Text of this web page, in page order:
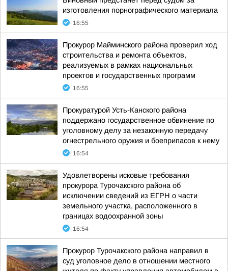
изготовления порнографического материала
16:55
Прокурор Майминского района проверил ход
строительства и ремонта объектов,
реализуемых в рамках национальных
проектов и государственных программ
16:55
Прокуратурой Усть-Канского района
поддержано государственное обвинение по
уголовному делу за незаконную передачу
огнестрельного оружия и боеприпасов к нему
16:54
Удовлетворены исковые требования
прокурора Турочакского района об
исключении сведений из ЕГРН о части
земельного участка, расположенного в
границах водоохранной зоны
16:54
Прокурор Турочакского района направил в
суд уголовное дело в отношении местного